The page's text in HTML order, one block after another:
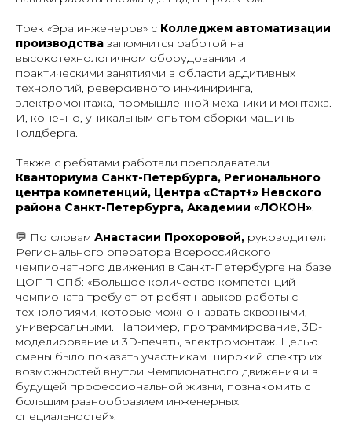
Трек «Эра инженеров» с Колледжем автоматизации
производства запомнится работой на
высокотехнологичном оборудовании и
практическими занятиями в области аддитивных
технологий, реверсивного инжиниринга,
электромонтажа, промышленной механики и монтажа.
И, конечно, уникальным опытом сборки машины
Голдберга.
Также с ребятами работали преподаватели
Кванториума Санкт-Петербурга, Регионального
центра компетенций, Центра «Старт+» Невского
района Санкт-Петербурга, Академии «ЛОКОН».
💬 По словам Анастасии Прохоровой, руководителя
Регионального оператора Всероссийского
чемпионатного движения в Санкт-Петербурге на базе
ЦОПП СПб: «Большое количество компетенций
чемпионата требуют от ребят навыков работы с
технологиями, которые можно назвать сквозными,
универсальными. Например, программирование, 3D-
моделирование и 3D-печать, электромонтаж. Целью
смены было показать участникам широкий спектр их
возможностей внутри Чемпионатного движения и в
будущей профессиональной жизни, познакомить с
большим разнообразием инженерных
специальностей».